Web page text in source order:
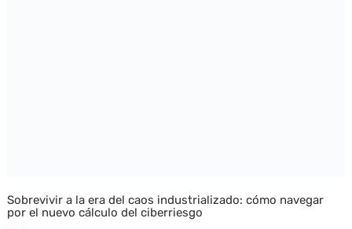
Sobrevivir a la era del caos industrializado: cómo navegar
por el nuevo cálculo del ciberriesgo